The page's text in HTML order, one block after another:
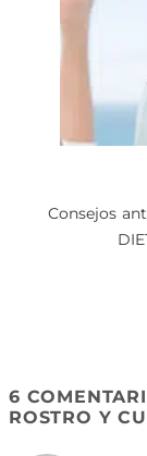
Consejos
6
ROSTRO Y